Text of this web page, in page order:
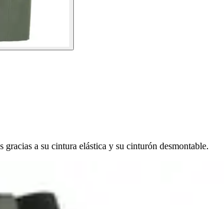
a su cintura elástica y su cinturón desmontable.